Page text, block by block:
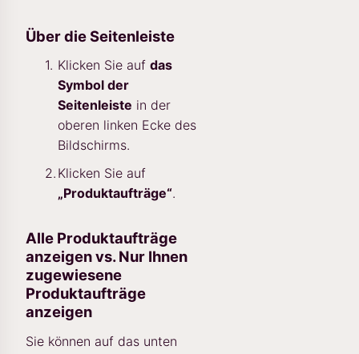
Über die Seitenleiste
Klicken Sie auf das
Symbol der
Seitenleiste in der
oberen linken Ecke des
Bildschirms.
Klicken Sie auf
„Produktaufträge“.
Alle Produktaufträge
anzeigen vs. Nur Ihnen
zugewiesene
Produktaufträge
anzeigen
Sie können auf das unten